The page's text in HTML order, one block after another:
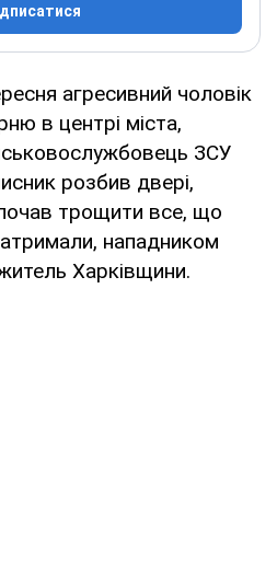
агресивний чоловік
в центрі міста,
ЗСУ
розбив двері,
трощити все, що
нападником
Харківщини.